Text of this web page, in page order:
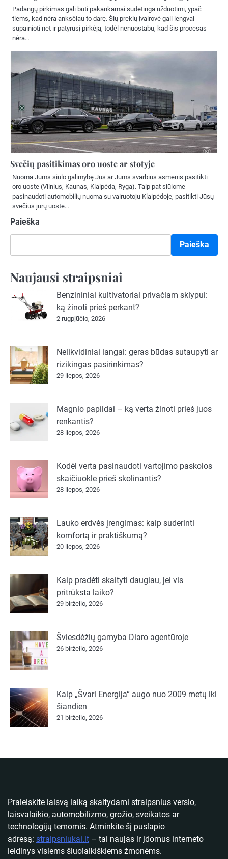
Padangų pirkimas gali būti pakankamai sudėtinga užduotimi, ypač
tiems, kad nėra anksčiau to darę. Šių prekių įvairovė gali lengvai
supainioti net ir patyrusį pirkėją, todėl nenuostabu, kad šis procesas
nėra…
Svečių pasitikimas oro uoste ar stotyje
Nuoma Jums siūlo galimybę Jus ar Jums svarbius asmenis pasitikti
oro uoste (Vilnius, Kaunas, Klaipėda, Ryga). Taip pat siūlome
pasinaudoti automobilių nuoma su vairuotoju Klaipėdoje, pasitikti Jūsų
svečius jūrų uoste…
Paieška
Paieška
Naujausi straipsniai
Benzininiai kultivatoriai privačiam sklypui:
ką žinoti prieš perkant?
2 rugpjūčio, 2026
Nelikvidiniai langai: geras būdas sutaupyti ar
rizikingas pasirinkimas?
29 liepos, 2026
Magnio papildai – ką verta žinoti prieš juos
renkantis?
28 liepos, 2026
Kodėl verta pasinaudoti vartojimo paskolos
skaičiuokle prieš skolinantis?
28 liepos, 2026
Lauko erdvės įrengimas: kaip suderinti
komfortą ir praktiškumą?
20 liepos, 2026
Kaip pradėti skaityti daugiau, jei vis
pritrūksta laiko?
29 birželio, 2026
Šviesdėžių gamyba Diaro agentūroje
26 birželio, 2026
Kaip „Švari Energija“ augo nuo 2009 metų iki
šiandien
21 birželio, 2026
Praleiskite laisvą laiką skaitydami straipsnius verslo,
laisvalaikio, automobilizmo, grožio, sveikatos ar
technologijų temomis. Atminkite šį puslapio
adresą: straipsniukai.lt – tai naujas ir įdomus interneto
leidinys visiems šiuolaikiškiems žmonėms.